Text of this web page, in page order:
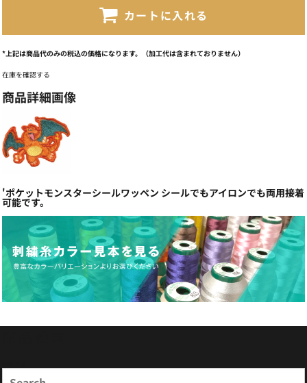
カートに入れる
*上記は商品代のみの税込の価格になります。（加工代は含まれておりません）
在庫を確認する
商品詳細画像
'ポケットモンスターシールワッペン シールでもアイロンでも両用接着
可能です。